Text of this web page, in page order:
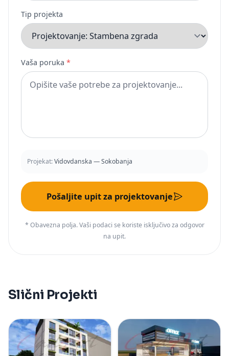
Tip projekta
Vaša poruka *
Projekat:Vidovdanska — Sokobanja
Pošaljite upit za projektovanje
* Obavezna polja. Vaši podaci se koriste isključivo za odgovor
na upit.
Slični Projekti